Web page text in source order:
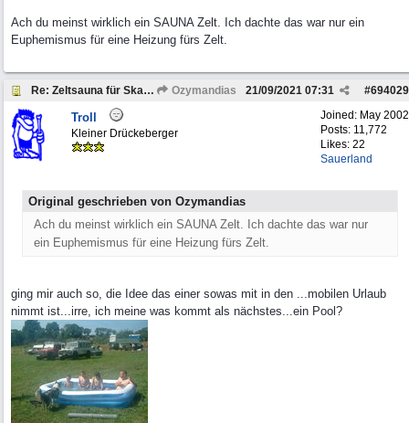
Ach du meinst wirklich ein SAUNA Zelt. Ich dachte das war nur ein
Euphemismus für eine Heizung fürs Zelt.
Re: Zeltsauna für Skandinavien Ozymandias #694029
21/09/2021 07:31
Joined: May 2002
Posts: 11,772
Likes: 22
Sauerland
Troll
Kleiner Drückeberger
Original geschrieben von Ozymandias
Ach du meinst wirklich ein SAUNA Zelt. Ich dachte das war nur
ein Euphemismus für eine Heizung fürs Zelt.
ging mir auch so, die Idee das einer sowas mit in den ...mobilen Urlaub
nimmt ist...irre, ich meine was kommt als nächstes...ein Pool?